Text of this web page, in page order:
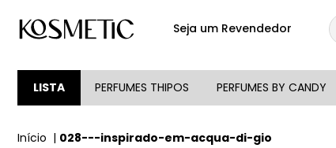
Seja um Revendedor
LISTA PERFUMES THIPOS PERFUMES BY CANDY
028---inspirado-em-acqua-di-gio
1 º
144
3º
candy